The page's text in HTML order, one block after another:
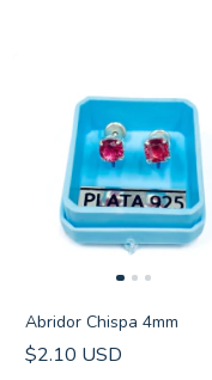
Abridor Chispa 4mm
$2.10 USD